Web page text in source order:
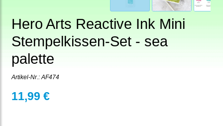
Hero Arts Reactive Ink Mini
Stempelkissen-Set - sea
palette
Artikel-Nr.: AF474
11,99 €